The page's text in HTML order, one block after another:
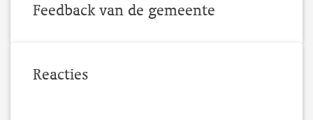
Feedback van de gemeente
Reacties